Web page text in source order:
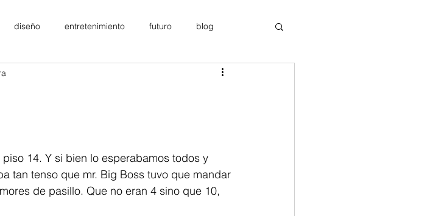
diseño entretenimiento futuro blog
gadgets Publicidad
14. Y si bien lo esperabamos todos y
tan tenso que mr. Big Boss tuvo que mandar
de pasillo. Que no eran 4 sino que 10,